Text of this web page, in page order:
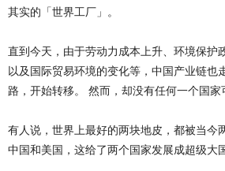
其实的「世界工厂」。
直到今天，由于劳动力成本上升、环境保护
以及国际贸易环境的变化等，中国产业链也
路，开始转移。 然而，却没有任何一个国家
有人说，世界上最好的两块地皮，都被当今
中国和美国，这给了两个国家发展成超级大